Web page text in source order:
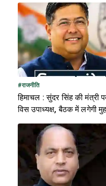
#राजनीति
हिमाचल : सुंदर सिंह की मंत्री
विस उपाध्यक्ष, बैठक में लगेगी